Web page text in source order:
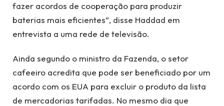
fazer acordos de cooperação para produzir
baterias mais eficientes”, disse Haddad em
entrevista a uma rede de televisão.
Ainda segundo o ministro da Fazenda, o setor
cafeeiro acredita que pode ser beneficiado por um
acordo com os EUA para excluir o produto da lista
de mercadorias tarifadas. No mesmo dia que